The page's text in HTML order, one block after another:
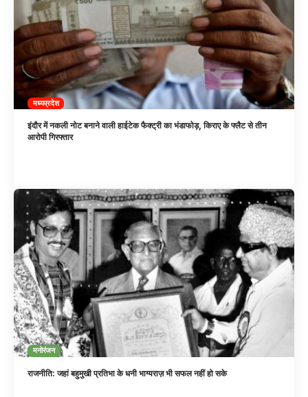
मध्यप्रदेश
इंदौर में नकली नोट बनाने वाली हाईटेक फैक्ट्री का भंडाफोड़, किराए के फ्लैट से तीन
आरोपी गिरफ्तार
मनोरंजन
राजनीति: जहां बहुमुखी प्रतिभा के धनी भाग्यराज़ भी सफल नहीं हो सके